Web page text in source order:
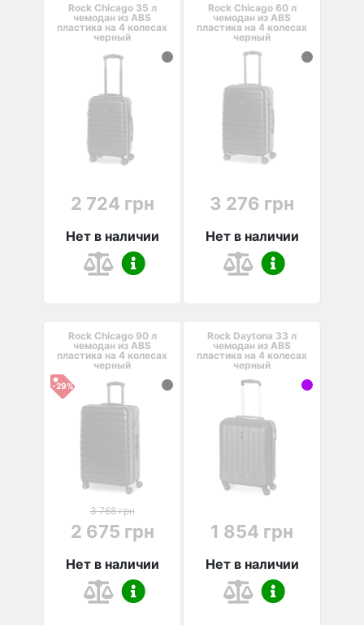
Rock Chicago 35 л
чемодан из ABS
пластика на 4 колесах
черный
2 724 грн
Нет в наличии
Rock Chicago 60 л
чемодан из ABS
пластика на 4 колесах
черный
3 276 грн
Нет в наличии
Rock Chicago 90 л
чемодан из ABS
пластика на 4 колесах
черный
-29%
3 768 грн
2 675 грн
Нет в наличии
Rock Daytona 33 л
чемодан из ABS
пластика на 4 колесах
черный
1 854 грн
Нет в наличии